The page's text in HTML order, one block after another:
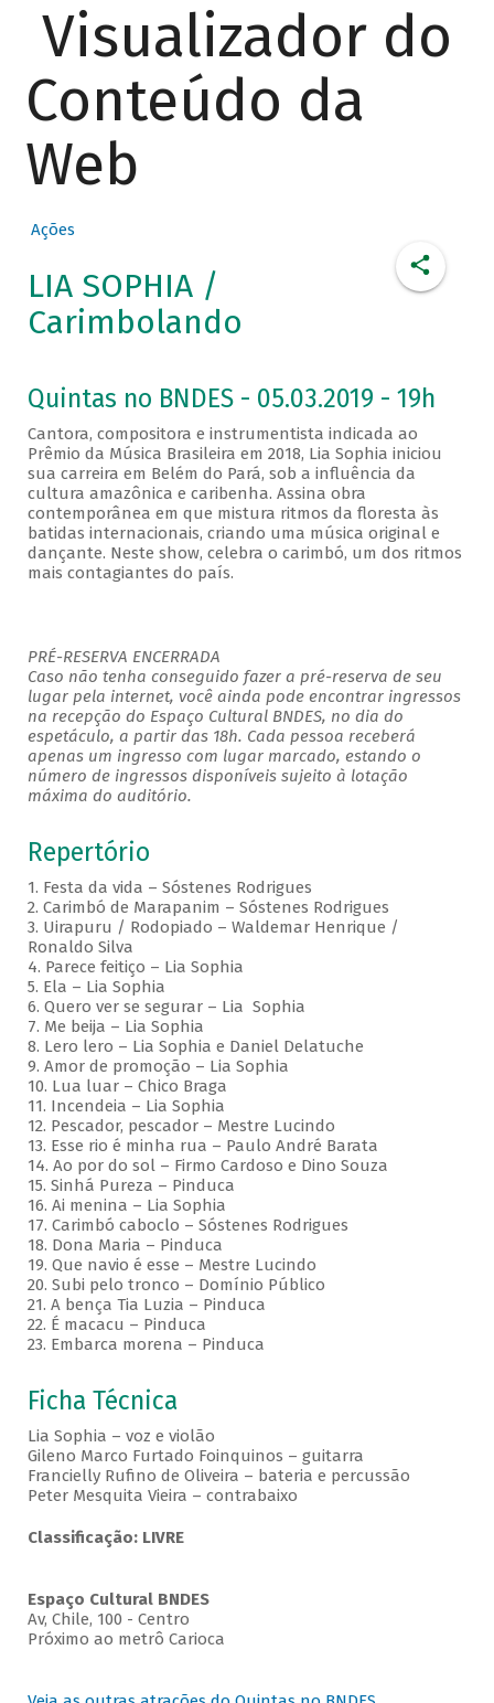
Visualizador do
Conteúdo da
Web
Ações
LIA SOPHIA /
Carimbolando
Quintas no BNDES - 05.03.2019 - 19h
Cantora, compositora e instrumentista indicada ao
Prêmio da Música Brasileira em 2018, Lia Sophia iniciou
sua carreira em Belém do Pará, sob a influência da
cultura amazônica e caribenha. Assina obra
contemporânea em que mistura ritmos da floresta às
batidas internacionais, criando uma música original e
dançante. Neste show, celebra o carimbó, um dos ritmos
mais contagiantes do país.
PRÉ-RESERVA ENCERRADA
Caso não tenha conseguido fazer a pré-reserva de seu
lugar pela internet, você ainda pode encontrar ingressos
na recepção do Espaço Cultural BNDES, no dia do
espetáculo, a partir das 18h. Cada pessoa receberá
apenas um ingresso com lugar marcado, estando o
número de ingressos disponíveis sujeito à lotação
máxima do auditório.
Repertório
1. Festa da vida – Sóstenes Rodrigues
2. Carimbó de Marapanim – Sóstenes Rodrigues
3. Uirapuru / Rodopiado – Waldemar Henrique /
Ronaldo Silva
4. Parece feitiço – Lia Sophia
5. Ela – Lia Sophia
6. Quero ver se segurar – Lia Sophia
7. Me beija – Lia Sophia
8. Lero lero – Lia Sophia e Daniel Delatuche
9. Amor de promoção – Lia Sophia
10. Lua luar – Chico Braga
11. Incendeia – Lia Sophia
12. Pescador, pescador – Mestre Lucindo
13. Esse rio é minha rua – Paulo André Barata
14. Ao por do sol – Firmo Cardoso e Dino Souza
15. Sinhá Pureza – Pinduca
16. Ai menina – Lia Sophia
17. Carimbó caboclo – Sóstenes Rodrigues
18. Dona Maria – Pinduca
19. Que navio é esse – Mestre Lucindo
20. Subi pelo tronco – Domínio Público
21. A bença Tia Luzia – Pinduca
22. É macacu – Pinduca
23. Embarca morena – Pinduca
Ficha Técnica
Lia Sophia – voz e violão
Gileno Marco Furtado Foinquinos – guitarra
Francielly Rufino de Oliveira – bateria e percussão
Peter Mesquita Vieira – contrabaixo
Classificação: LIVRE
Espaço Cultural BNDES
Av, Chile, 100 - Centro
Próximo ao metrô Carioca